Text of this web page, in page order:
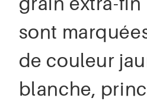
sont
de couleur
blanche,